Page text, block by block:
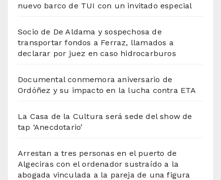
nuevo barco de TUI con un invitado especial
Socio de De Aldama y sospechosa de
transportar fondos a Ferraz, llamados a
declarar por juez en caso hidrocarburos
Documental conmemora aniversario de
Ordóñez y su impacto en la lucha contra ETA
La Casa de la Cultura será sede del show de
tap ‘Anecdotario’
Arrestan a tres personas en el puerto de
Algeciras con el ordenador sustraído a la
abogada vinculada a la pareja de una figura